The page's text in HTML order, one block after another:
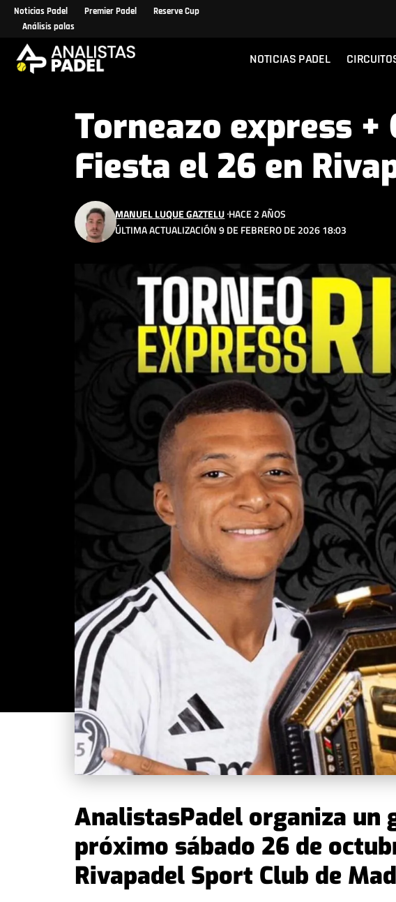
Noticias Padel Premier Padel
Reserve Cup
Análisis palas
NOTICIAS PADEL
Torneazo express +
Fiesta el 26 en
ÚLTIMA ACTUALIZACIÓN 9 DE FEBRERO DE 2026 18:03
MANUEL LUQUE GAZTELU HACE 2 AÑOS
AnalistasPadel organiza un
próximo sábado 26 de
Rivapadel Sport Club de